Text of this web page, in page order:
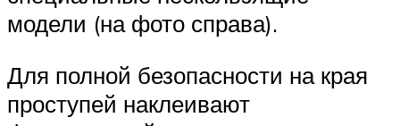
модели (на фото справа).
Для полной безопасности на края
проступей наклеивают